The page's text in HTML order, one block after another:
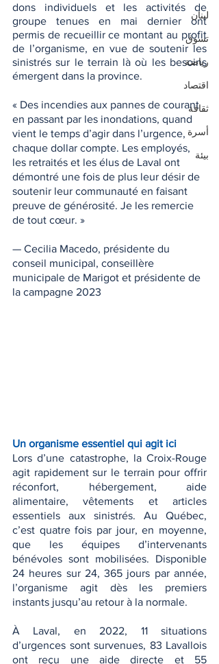
لبنان
تسوق
رياضة
اقتصاد
ثقافة
أسرة
بيئة
dons individuels et les activités de
groupe tenues en mai dernier ont
permis de recueillir ce montant au profit
de l’organisme, en vue de soutenir les
sinistrés sur le terrain là où les besoins
émergent dans la province.
« Des incendies aux pannes de courant
en passant par les inondations, quand
vient le temps d’agir dans l’urgence,
chaque dollar compte. Les employés,
les retraités et les élus de Laval ont
démontré une fois de plus leur désir de
soutenir leur communauté en faisant
preuve de générosité. Je les remercie
de tout cœur. »
— Cecilia Macedo, présidente du
conseil municipal, conseillère
municipale de Marigot et présidente de
la campagne 2023
Un organisme essentiel qui agit ici
Lors d’une catastrophe, la Croix-Rouge
agit rapidement sur le terrain pour offrir
réconfort, hébergement, aide
alimentaire, vêtements et articles
essentiels aux sinistrés. Au Québec,
c’est quatre fois par jour, en moyenne,
que les équipes d’intervenants
bénévoles sont mobilisées. Disponible
24 heures sur 24, 365 jours par année,
l’organisme agit dès les premiers
instants jusqu’au retour à la normale.
À Laval, en 2022, 11 situations
d’urgences sont survenues, 83 Lavallois
ont reçu une aide directe et 55